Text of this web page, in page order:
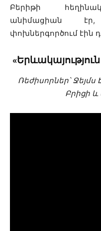
Բերիթի
անիմացիան
փոխներգործում էին
«Երևակայություն
Ռեժիսորներ՝
Բրիցի և